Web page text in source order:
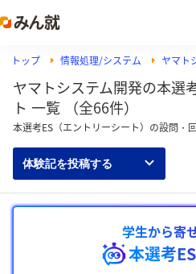
トップ 情報処理/システム ヤマト
ヤマトシステム開発の本選
ト 一覧 （全66件）
本選考ES（エントリーシート）の設問・
体験記を投稿する
学生から寄
本選考